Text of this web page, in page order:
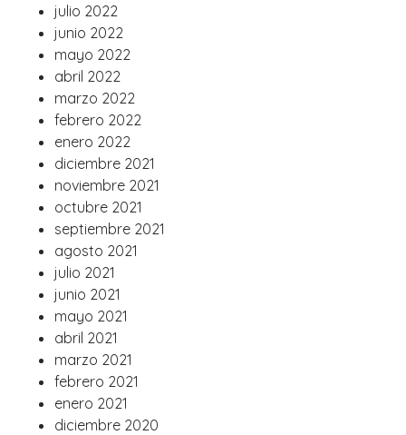
julio 2022
junio 2022
mayo 2022
abril 2022
marzo 2022
febrero 2022
enero 2022
diciembre 2021
noviembre 2021
octubre 2021
septiembre 2021
agosto 2021
julio 2021
junio 2021
mayo 2021
abril 2021
marzo 2021
febrero 2021
enero 2021
diciembre 2020